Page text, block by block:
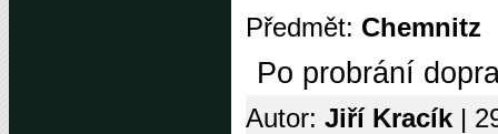
Předmět: Chemnitz
Po probrání
Autor: Jiří Kracík |